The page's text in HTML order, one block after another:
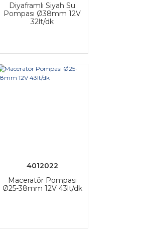
Diyaframlı Siyah Su
Pompası Ø38mm 12V
32lt/dk
4012022
Maceratör Pompası
Ø25-38mm 12V 43lt/dk